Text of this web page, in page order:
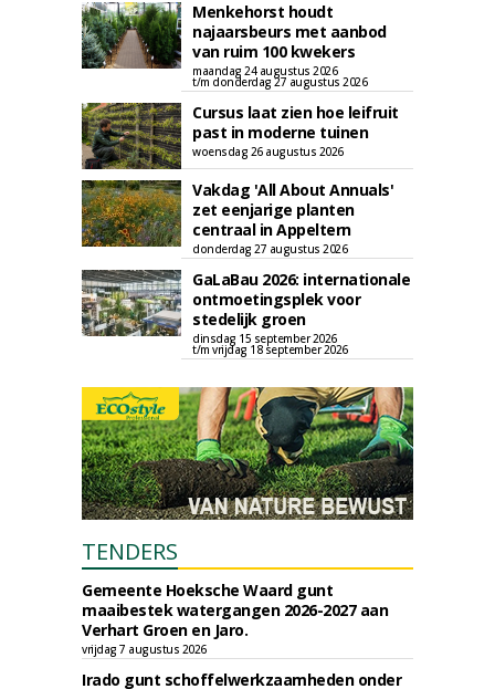
Menkehorst houdt
najaarsbeurs met aanbod
van ruim 100 kwekers
maandag 24 augustus 2026
t/m donderdag 27 augustus 2026
Cursus laat zien hoe leifruit
past in moderne tuinen
woensdag 26 augustus 2026
Vakdag 'All About Annuals'
zet eenjarige planten
centraal in Appeltern
donderdag 27 augustus 2026
GaLaBau 2026: internationale
ontmoetingsplek voor
stedelijk groen
dinsdag 15 september 2026
t/m vrijdag 18 september 2026
TENDERS
Gemeente Hoeksche Waard gunt
maaibestek watergangen 2026-2027 aan
Verhart Groen en Jaro.
vrijdag 7 augustus 2026
Irado gunt schoffelwerkzaamheden onder